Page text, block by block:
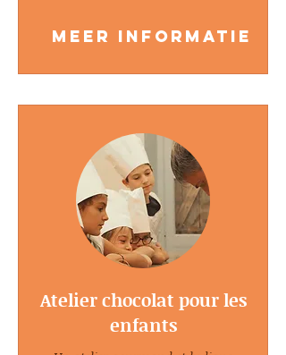
Meer informatie
Atelier chocolat pour les
enfants